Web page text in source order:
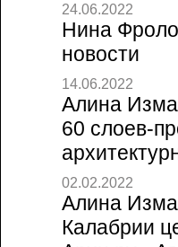
24.06.2022
Нина
новости
14.06.2022
Алина
60 слоев-
02.02.2022
Алина
Калабрии